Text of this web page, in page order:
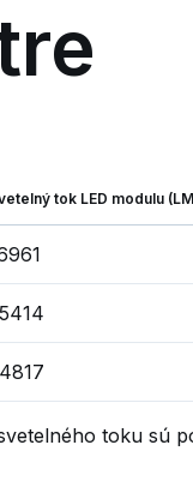
tok LED modulu
toku sú